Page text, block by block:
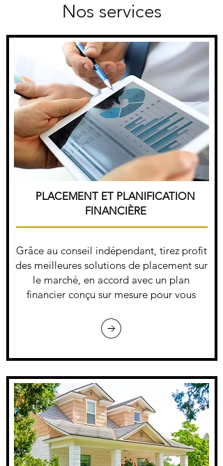
Nos services
PLACEMENT ET PLANIFICATION
FINANCIÈRE
Grâce au conseil indépendant, tirez profit
des meilleures solutions de placement sur
le marché, en accord avec un plan
financier conçu sur mesure pour vous